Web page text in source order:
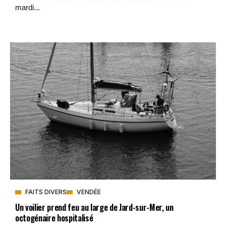
mardi...
FAITS DIVERS VENDÉE
Un voilier prend feu au large de Jard-sur-Mer, un
octogénaire hospitalisé